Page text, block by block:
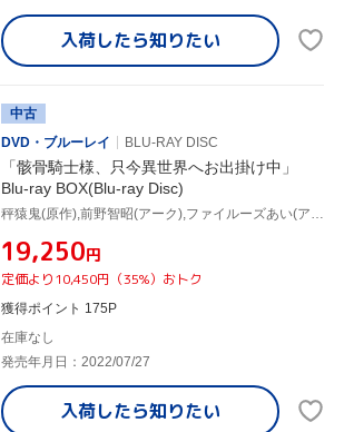
入荷したら知りたい
中古
DVD・ブルーレイ
BLU-RAY DISC
「骸骨騎士様、只今異世界へお出掛け中」
Blu-ray BOX(Blu-ray Disc)
¥19,250円
定価より10,450円（35%）おトク
獲得ポイント 175P
在庫なし
発売年月日：2022/07/27
入荷したら知りたい